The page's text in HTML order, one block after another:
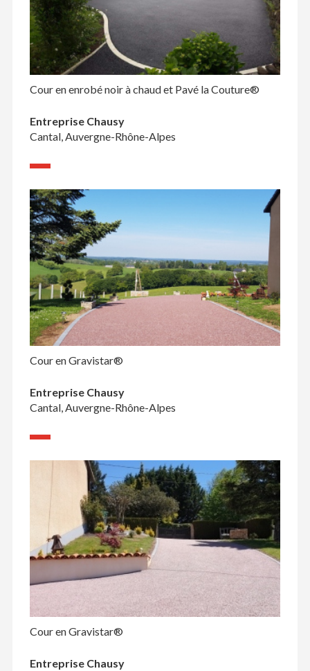
Cour en enrobé noir à chaud et Pavé la Couture®
Entreprise Chausy
Cantal, Auvergne-Rhône-Alpes
Cour en Gravistar®
Entreprise Chausy
Cantal, Auvergne-Rhône-Alpes
Cour en Gravistar®
Entreprise Chausy